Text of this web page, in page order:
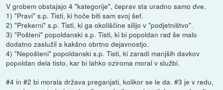
V grobem obstajajo 4 "kategorije", čeprav sta uradno samo dve.
1) "Pravi" s.p. Tisti, ki hoče biti sam svoj šef.
2) "Prekerni" s.p. Tisti, ki ga okoliščine silijo v "podjetništvo".
3) "Pošteni" popoldanski s.p. Tisti, ki bi popoldan rad še malo
dodatno zaslužil s kakšno obrtno dejavnostjo.
4) "Nepošteni" popoldanski s.p. Tisti, ki zaradi manjših davkov
popoldan dela tisto, kar bi lahko oziroma moral v službi.
#4 in #2 bi morala država preganjati, kolikor se le da. #3 je v redu,